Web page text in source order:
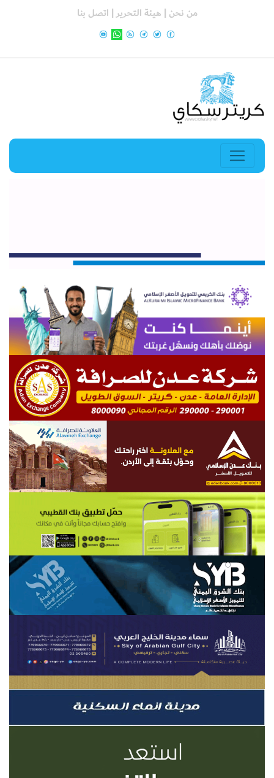
من نحن | هيئة التحرير | اتصل بنا